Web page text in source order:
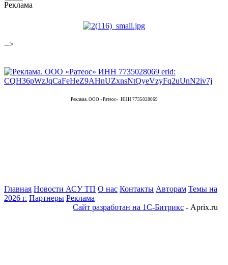
Реклама
-->
Реклама. ООО «Ратеос» ИНН 7735028069
Главная Новости АСУ ТП О нас Контакты Авторам Темы на
2026 г. Партнеры Реклама
Сайт разработан на 1С-Битрикс - Aprix.ru